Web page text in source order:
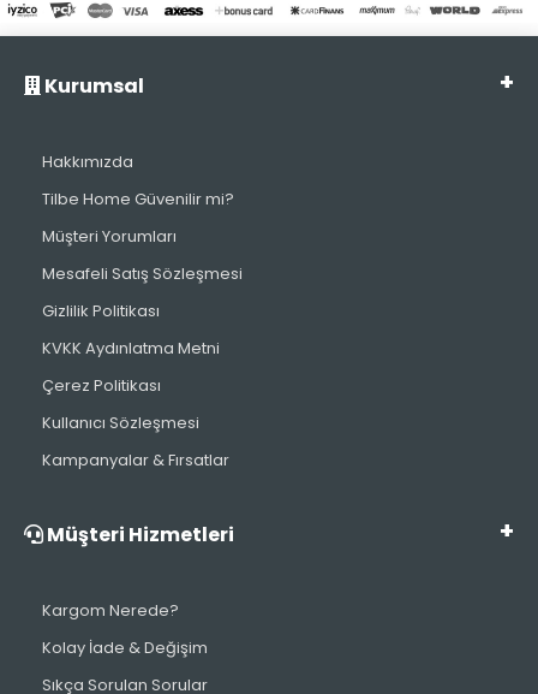
Kurumsal
Hakkımızda
Tilbe Home Güvenilir mi?
Müşteri Yorumları
Mesafeli Satış Sözleşmesi
Gizlilik Politikası
KVKK Aydınlatma Metni
Çerez Politikası
Kullanıcı Sözleşmesi
Kampanyalar & Fırsatlar
Müşteri Hizmetleri
Kargom Nerede?
Kolay İade & Değişim
Sıkça Sorulan Sorular